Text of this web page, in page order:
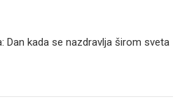
Dan kada se nazdravlja širom sveta